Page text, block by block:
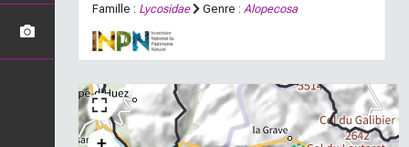
Famille : Lycosidae Genre : Alopecosa
+